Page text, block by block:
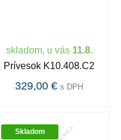
skladom, u vás 11.8.
Prívesok K10.408.C2
329,00 € s DPH
Skladom